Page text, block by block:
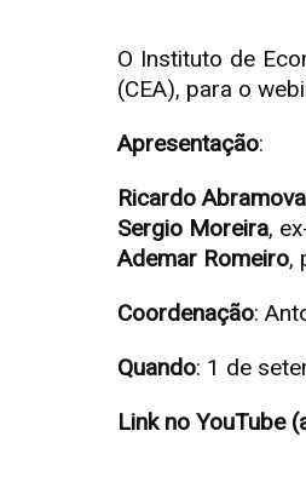
O Instituto de
(CEA), para o
Apresentação:
Ricardo
Sergio Moreira,
Ademar Romeiro,
Coordenação:
Quando: 1 de
Link no YouTube